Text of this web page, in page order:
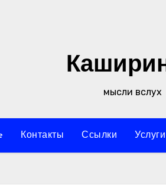
мысли вслух
Контакты Ссылки Услуги